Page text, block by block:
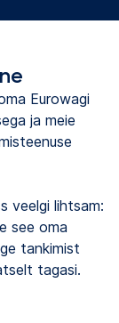
Eurowagi
ja meie
veelgi lihtsam:
see oma
tankimist
tagasi.